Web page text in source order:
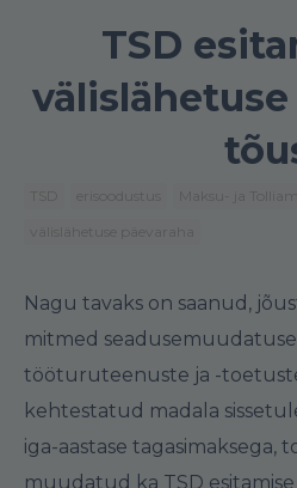
TSD
välislähetuse
erisoodustus Maksu- ja
välislähetuse päevaraha
Nagu tavaks on saanud,
mitmed
tööturuteenuste ja -
kehtestatud madala
iga-aastase tagasimaksega,
muudatud ka TSD esitamise